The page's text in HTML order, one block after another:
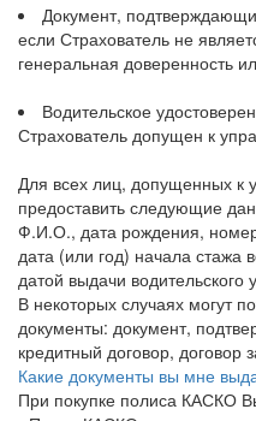
Документ,
если Страхователь не
генеральная доверенность
Водительское
Страхователь допущен к
Для всех лиц, допущенных
предоставить следующие
Ф.И.О., дата рождения, номер
дата (или год) начала стажа
датой выдачи водительского
В некоторых случаях могут
документы: документ,
кредитный договор, договор
Какие документы вы мне
При покупке полиса КАСКО